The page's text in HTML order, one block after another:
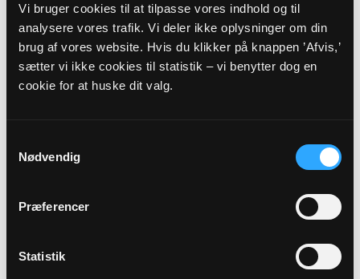
Vi bruger cookies til at tilpasse vores indhold og til
analysere vores trafik. Vi deler ikke oplysninger om din
brug af vores website. Hvis du klikker på knappen ’Afvis,’
sætter vi ikke cookies til statistik – vi benytter dog en
cookie for at huske dit valg.
Nødvendig
Præferencer
Statistik
Myndighedsoplysninger
Sognekode: 7952
Pastorat: Ørum-Daugård-Urlev Pastorat
Kommune: Hedensted Kommune (766)
Hedensted Provsti